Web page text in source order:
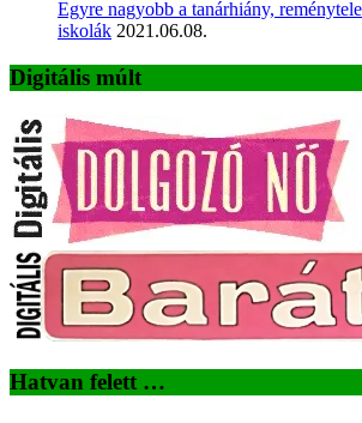
Egyre nagyobb a tanárhiány,
iskolák 2021.06.08.
Digitális múlt
Hatvan felett …